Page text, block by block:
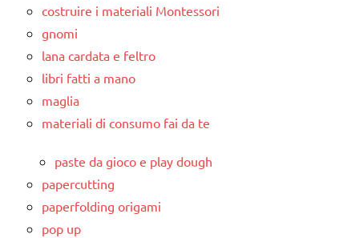
costruire i materiali Montessori
gnomi
lana cardata e feltro
libri fatti a mano
maglia
materiali di consumo fai da te
paste da gioco e play dough
papercutting
paperfolding origami
pop up